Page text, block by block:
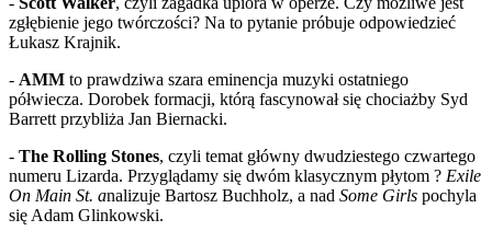
zgłębienie jego twórczości? Na to pytanie próbuje odpowiedzieć
Łukasz Krajnik.
- AMM to prawdziwa szara eminencja muzyki ostatniego
półwiecza. Dorobek formacji, którą fascynował się chociażby Syd
Barrett przybliża Jan Biernacki.
- The Rolling Stones, czyli temat główny dwudziestego czwartego
numeru Lizarda. Przyglądamy się dwóm klasycznym płytom ? Exile
On Main St. analizuje Bartosz Buchholz, a nad Some Girls pochyla
się Adam Glinkowski.